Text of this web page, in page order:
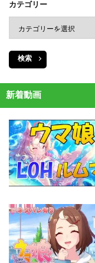
カテゴリー
検索
新着動画